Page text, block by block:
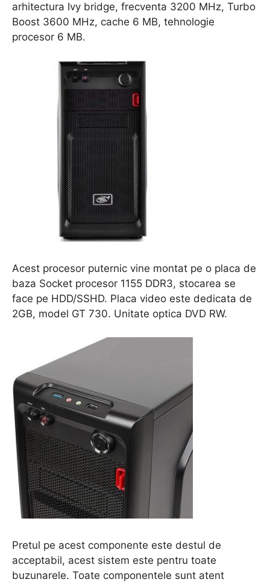
arhitectura Ivy bridge, frecventa 3200 MHz, Turbo
Boost 3600 MHz, cache 6 MB, tehnologie
procesor 6 MB.
Acest procesor puternic vine montat pe o placa de
baza Socket procesor 1155 DDR3, stocarea se
face pe HDD/SSHD. Placa video este dedicata de
2GB, model GT 730. Unitate optica DVD RW.
Pretul pe acest componente este destul de
acceptabil, acest sistem este pentru toate
buzunarele. Toate componentele sunt atent